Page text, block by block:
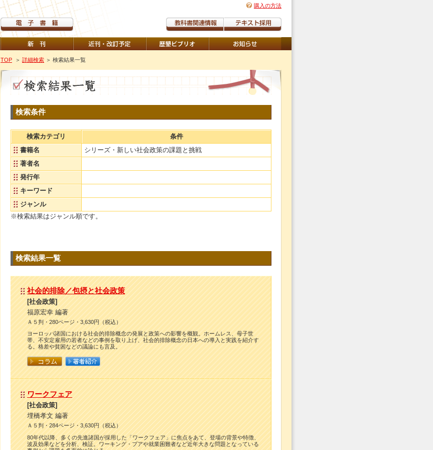
購入の方法
TOP ＞ 詳細検索 ＞ 検索結果一覧
検索条件
検索カテゴリ
条件
書籍名
シリーズ・新しい社会政策の課題と挑戦
著者名
発行年
キーワード
ジャンル
※検索結果はジャンル順です。
検索結果一覧
社会的排除／包摂と社会政策
[社会政策]
福原宏幸 編著
Ａ５判・280ページ・3,630円（税込）
ヨーロッパ諸国における社会的排除概念の発展と政策への影響を概観。ホームレス、母子世
帯、不安定雇用の若者などの事例を取り上げ、社会的排除概念の日本への導入と実践を紹介す
る。格差や貧困などの議論にも言及。
ワークフェア
[社会政策]
埋橋孝文 編著
Ａ５判・284ページ・3,630円（税込）
80年代以降、多くの先進諸国が採用した「ワークフェア」に焦点をあて、登場の背景や特徴、
波及効果などを分析、検証。ワーキング・プアや就業困難者など近年大きな問題となっている